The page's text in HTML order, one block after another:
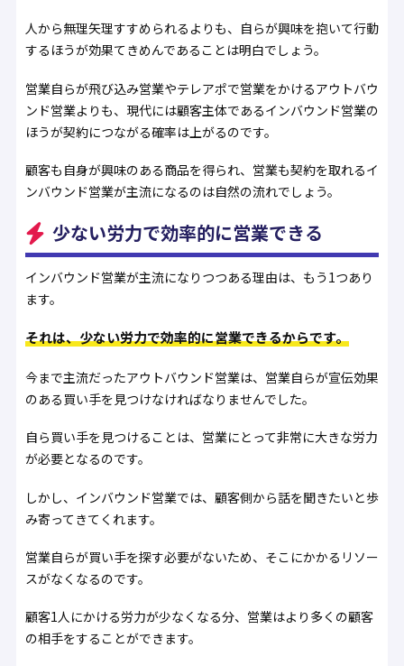
人から無理矢理すすめられるよりも、自らが興味を抱いて行動
するほうが効果てきめんであることは明白でしょう。
営業自らが飛び込み営業やテレアポで営業をかけるアウトバウ
ンド営業よりも、現代には顧客主体であるインバウンド営業の
ほうが契約につながる確率は上がるのです。
顧客も自身が興味のある商品を得られ、営業も契約を取れるイ
ンバウンド営業が主流になるのは自然の流れでしょう。
少ない労力で効率的に営業できる
インバウンド営業が主流になりつつある理由は、もう1つあり
ます。
それは、少ない労力で効率的に営業できるからです。
今まで主流だったアウトバウンド営業は、営業自らが宣伝効果
のある買い手を見つけなければなりませんでした。
自ら買い手を見つけることは、営業にとって非常に大きな労力
が必要となるのです。
しかし、インバウンド営業では、顧客側から話を聞きたいと歩
み寄ってきてくれます。
営業自らが買い手を探す必要がないため、そこにかかるリソー
スがなくなるのです。
顧客1人にかける労力が少なくなる分、営業はより多くの顧客
の相手をすることができます。